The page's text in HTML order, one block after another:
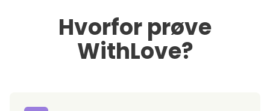
Hvorfor prøve
WithLove?